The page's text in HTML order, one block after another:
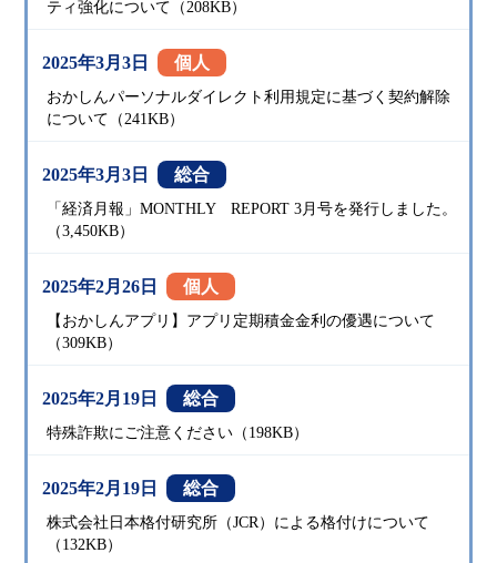
ティ強化について（208KB）
2025年3月3日 個人
おかしんパーソナルダイレクト利用規定に基づく契約解除
について（241KB）
2025年3月3日 総合
「経済月報」MONTHLY REPORT 3月号を発行しました。
（3,450KB）
2025年2月26日 個人
【おかしんアプリ】アプリ定期積金金利の優遇について
（309KB）
2025年2月19日 総合
特殊詐欺にご注意ください（198KB）
2025年2月19日 総合
株式会社日本格付研究所（JCR）による格付けについて
（132KB）